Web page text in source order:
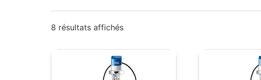
8 résultats affichés